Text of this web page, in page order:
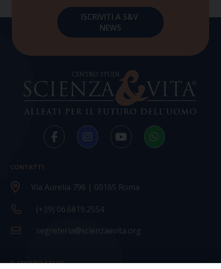
CONTATTI
Via Aurelia 796 | 00165 Roma
(+39) 06.6819.2554
segreteria@scienzaevita.org
IL CENTRO STUDI